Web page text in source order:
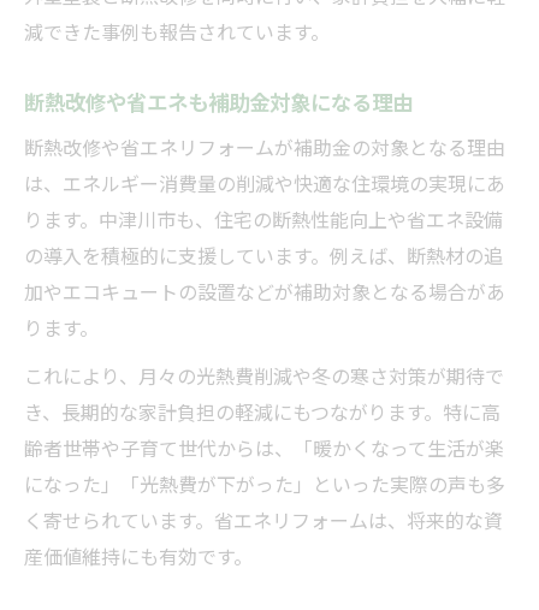
減できた事例も報告されています。
断熱改修や省エネも補助金対象になる理由
断熱改修や省エネリフォームが補助金の対象となる理由
は、エネルギー消費量の削減や快適な住環境の実現にあ
ります。中津川市も、住宅の断熱性能向上や省エネ設備
の導入を積極的に支援しています。例えば、断熱材の追
加やエコキュートの設置などが補助対象となる場合があ
ります。
これにより、月々の光熱費削減や冬の寒さ対策が期待で
き、長期的な家計負担の軽減にもつながります。特に高
齢者世帯や子育て世代からは、「暖かくなって生活が楽
になった」「光熱費が下がった」といった実際の声も多
く寄せられています。省エネリフォームは、将来的な資
産価値維持にも有効です。